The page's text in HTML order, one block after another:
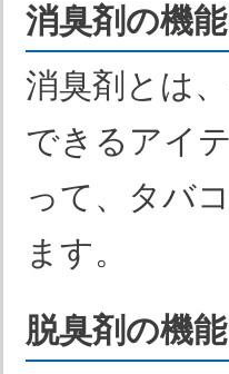
消臭剤の機能
消臭剤とは
できるアイ
って、タバ
ます。
脱臭剤の機能